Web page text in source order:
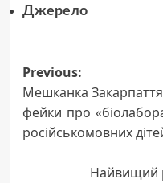
Джерело
Post
navigation
Previous:
Мешканка
фейки про
російськомовних
Найвищий